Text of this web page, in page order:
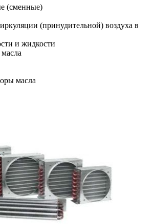
(сменные)
(принудительной) воздуха в
и жидкости
масла